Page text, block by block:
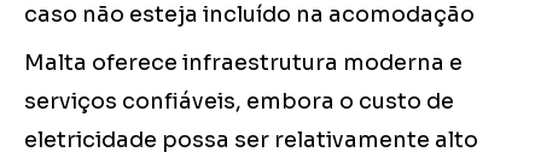
caso não esteja incluído na acomodação
Malta oferece infraestrutura moderna e
serviços confiáveis, embora o custo de
eletricidade possa ser relativamente alto